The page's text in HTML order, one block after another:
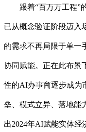
跟着“百万万工程”的
已从概念验证阶段迈入
的需求不再局限于单一
协同赋能。正在此布景
性的AI办事商逐步成为
垒、模式立异、落地能
出2024年AI赋能实体经